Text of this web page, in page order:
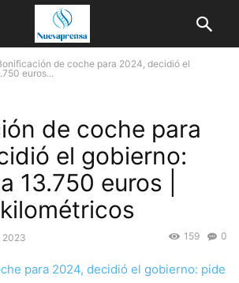
de coche para 2024, decidió el
euros...
de coche para
el gobierno:
13.750 euros |
2023 0
159